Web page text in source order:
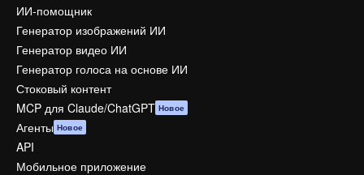
ИИ-помощник
Генератор изображений ИИ
Генератор видео ИИ
Генератор голоса на основе ИИ
Стоковый контент
MCP для Claude/ChatGPT Новое
Агенты Новое
API
Мобильное приложение